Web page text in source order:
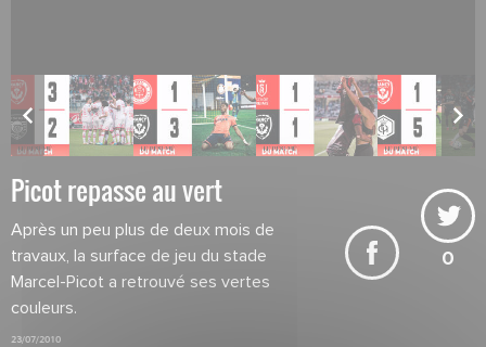
Picot repasse au vert
Après un peu plus de deux mois de
travaux, la surface de jeu du stade
Marcel-Picot a retrouvé ses vertes
couleurs.
23/07/2010
0